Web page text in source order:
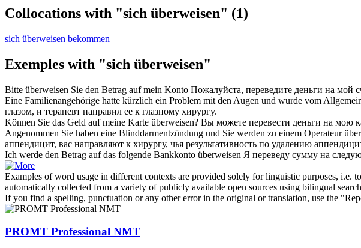
Collocations with "sich überweisen" (1)
sich überweisen bekommen
Exemples with "sich überweisen"
Bitte überweisen Sie den Betrag auf mein Konto Пожалуйста, переведите деньги на мой
Eine Familienangehörige hatte kürzlich ein Problem mit den Augen und wurde vom
глазом, и терапевт направил ее к глазному хирургу.
Können Sie das Geld auf meine Karte überweisen? Вы можете перевести деньги на мою
Angenommen Sie haben eine Blinddarmentzündung und Sie werden zu einem Operateur
аппендицит, вас направляют к хирургу, чья результативность по удалению
Ich werde den Betrag auf das folgende Bankkonto überweisen Я переведу сумму на
Examples of word usage in different contexts are provided solely for linguistic purposes, i.e.
automatically collected from a variety of publicly available open sources using bilingual
If you find a spelling, punctuation or any other error in the original or translation, use the
PROMT Professional NMT